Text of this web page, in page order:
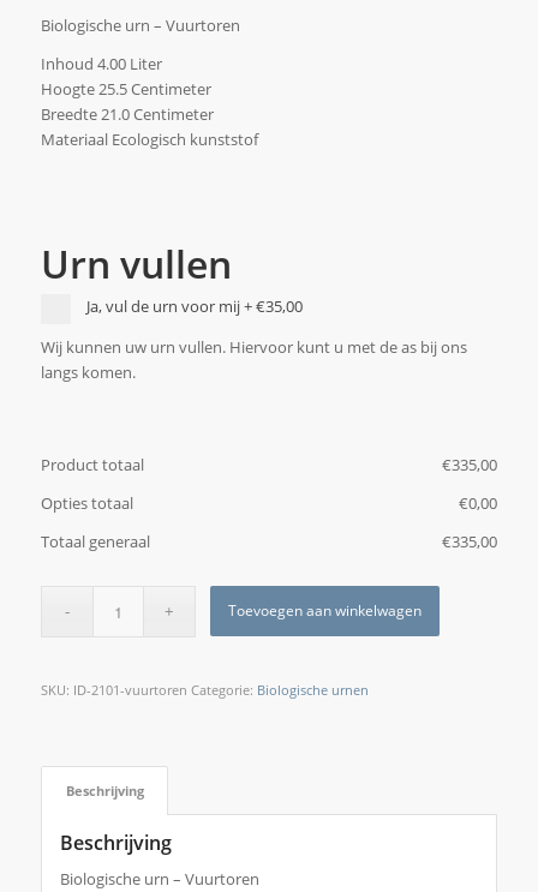
Biologische urn – Vuurtoren
Inhoud 4.00 Liter
Hoogte 25.5 Centimeter
Breedte 21.0 Centimeter
Materiaal Ecologisch kunststof
Urn vullen
Ja, vul de urn voor mij+€35,00
Wij kunnen uw urn vullen. Hiervoor kunt u met de as bij ons
langs komen.
Product totaal €‎335,00
Opties totaal
€‎0,00
Totaal generaal
€‎335,00
Toevoegen aan winkelwagen
SKU: ID-2101-vuurtoren Categorie: Biologische urnen
Beschrijving
Beschrijving
Biologische urn – Vuurtoren